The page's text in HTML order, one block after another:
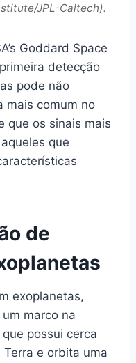
JPL-Caltech).
Goddard Space
detecção
pode não
mais comum no
que os sinais mais
que
de
exoplanetas,
marco na
possui cerca
e orbita uma